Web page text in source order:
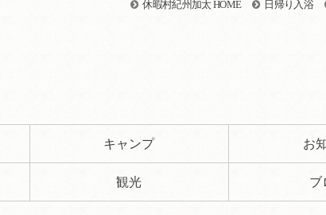
休暇村紀州加太 HOME 日帰り入浴
キャンプ お
観光 ブ